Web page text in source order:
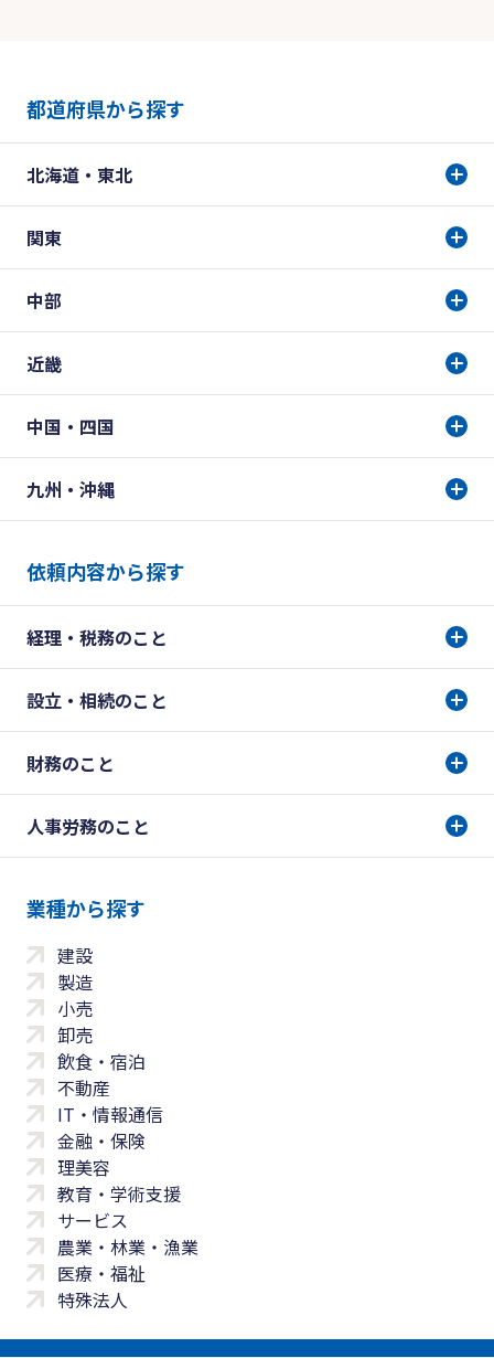
都道府県から探す
北海道・東北
関東
中部
近畿
中国・四国
九州・沖縄
依頼内容から探す
経理・税務のこと
設立・相続のこと
財務のこと
人事労務のこと
業種から探す
建設
製造
小売
卸売
飲食・宿泊
不動産
IT・情報通信
金融・保険
理美容
教育・学術支援
サービス
農業・林業・漁業
医療・福祉
特殊法人